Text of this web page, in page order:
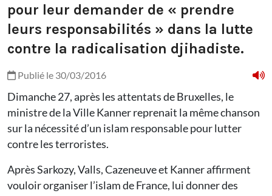
pour leur demander de « prendre
leurs responsabilités » dans la lutte
contre la radicalisation djihadiste.
Publié le 30/03/2016
Dimanche 27, après les attentats de Bruxelles, le
ministre de la Ville Kanner reprenait la même chanson
sur la nécessité d’un islam responsable pour lutter
contre les terroristes.
Après Sarkozy, Valls, Cazeneuve et Kanner affirment
vouloir organiser l’islam de France, lui donner des